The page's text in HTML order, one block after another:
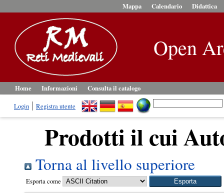
Mappa Calendario Didattica
Open
Home Informazioni
Consulta il catalogo
Login
Registra utente
Prodotti il cui
Torna al livello superiore
Esporta come